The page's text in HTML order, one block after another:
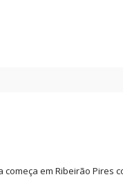
em Ribeirão Pires